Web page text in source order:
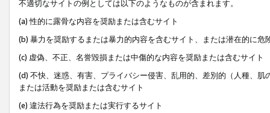
不適切なサイトの例としては以下のようなものが含まれます。
(a) 性的に露骨な内容を奨励または含むサイト
(b) 暴力を奨励するまたは暴力的内容を含むサイト、または潜在的に
(c) 虚偽、不正、名誉毀損または中傷的な内容を奨励または含むサイト
(d) 不快、迷惑、有害、プライバシー侵害、乱用的、差別的（人種、
または活動を奨励または含むサイト
(e) 違法行為を奨励または実行するサイト